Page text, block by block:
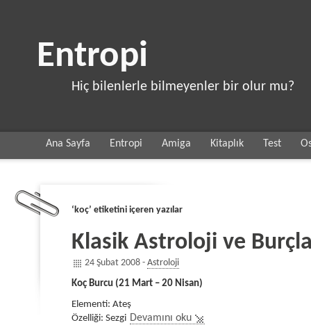
Entropi
Hiç bilenlerle bilmeyenler bir olur mu?
Ana Sayfa Entropi Amiga Kitaplık Test
‘koç’ etiketini içeren yazılar
Klasik Astroloji ve
24 Şubat 2008 - Astroloji
Koç Burcu (21 Mart – 20 Nisan)
Elementi: Ateş
Özelliği: Sezgi Devamını oku